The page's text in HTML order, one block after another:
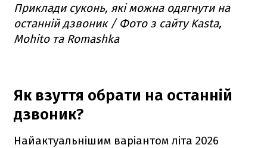
Приклади суконь, які можна одягнути на
останній дзвоник / Фото з сайту Kasta,
Mohito та Romashka
Як взуття обрати на останній
дзвоник?
Найактуальнішим варіантом літа 2026